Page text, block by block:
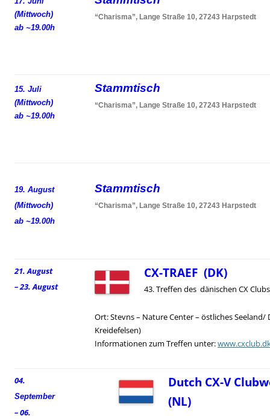
(Mittwoch)
ab ~19.00h
“Charisma”, Lange Straße 10, 27243 Harpstedt
15. Juli
(Mittwoch)
ab ~19.00h
Stammtisch
“Charisma”, Lange Straße 10, 27243 Harpstedt
19. August
(Mittwoch)
ab ~19.00h
Stammtisch
“Charisma”, Lange Straße 10, 27243 Harpstedt
21. August
– 23. August
CX-TRAEF (DK)
43. Treffen des dänischen CX Clubs
Ort: Stevns – Nature Center – östliches Seeland/
Kreidefelsen)
Informationen zum Treffen unter:
04.
September
– 06.
Dutch CX-V
(NL)